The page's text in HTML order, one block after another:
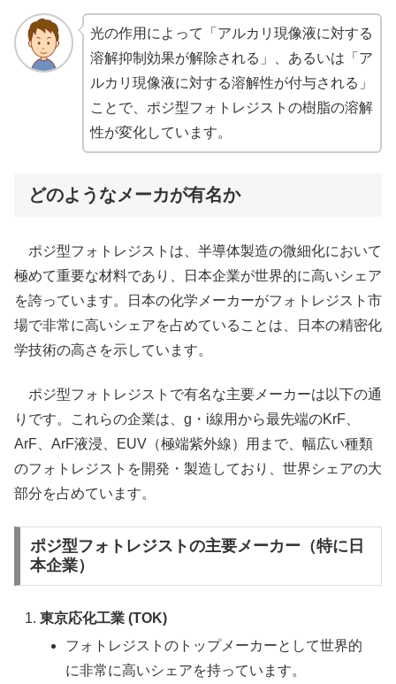
光の作用によって「アルカリ現像液に対する
溶解抑制効果が解除される」、あるいは「ア
ルカリ現像液に対する溶解性が付与される」
ことで、ポジ型フォトレジストの樹脂の溶解
性が変化しています。
どのようなメーカが有名か
ポジ型フォトレジストは、半導体製造の微細化において
極めて重要な材料であり、日本企業が世界的に高いシェア
を誇っています。日本の化学メーカーがフォトレジスト市
場で非常に高いシェアを占めていることは、日本の精密化
学技術の高さを示しています。
ポジ型フォトレジストで有名な主要メーカーは以下の通
りです。これらの企業は、g・i線用から最先端のKrF、
ArF、ArF液浸、EUV（極端紫外線）用まで、幅広い種類
のフォトレジストを開発・製造しており、世界シェアの大
部分を占めています。
ポジ型フォトレジストの主要メーカー（特に日
本企業）
東京応化工業 (TOK)
フォトレジストのトップメーカーとして世界的
に非常に高いシェアを持っています。